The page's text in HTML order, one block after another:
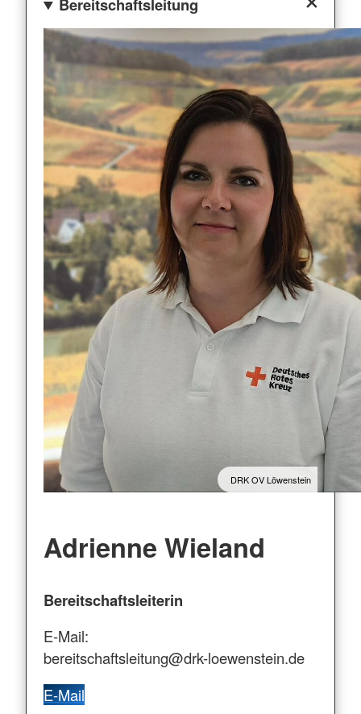
Bereitschaftsleitung
DRK OV Löwenstein
Adrienne Wieland
Bereitschaftsleiterin
E-Mail:
bereitschaftsleitung@drk-loewenstein.de
E-Mail